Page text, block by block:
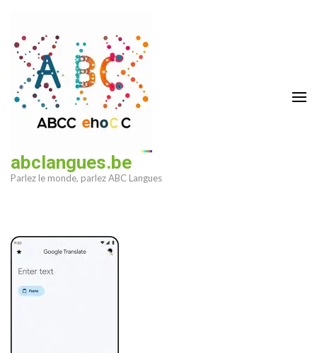
contenu
(Pressez
Entrée)
abclangues.be
Parlez le monde, parlez ABC Langues